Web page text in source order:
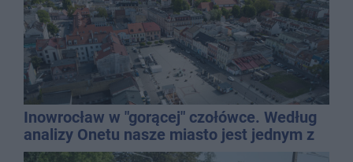
Inowrocław w "gorącej" czołówce. Według
analizy Onetu nasze miasto jest jednym z
najbardziej narażonych na upały